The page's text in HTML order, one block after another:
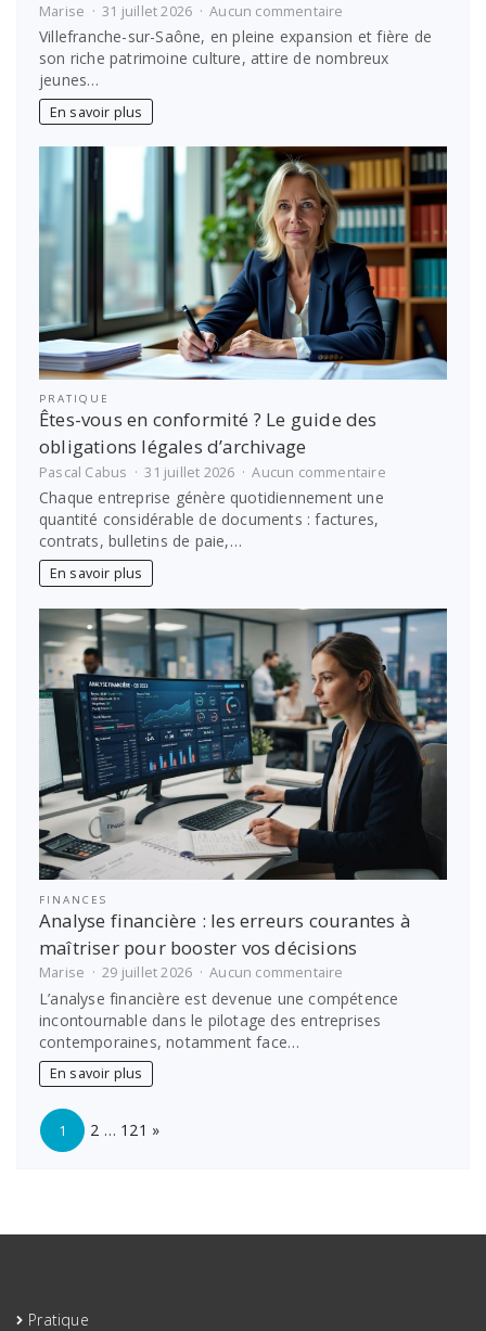
Marise 31 juillet 2026 Aucun commentaire
Permis
de
conduire
:
vite
avec
notre
auto-
école
Villefranche-sur-Saône, en pleine expansion et fière de
son riche patrimoine culture, attire de nombreux
jeunes…
En savoir plus
PRATIQUE
Êtes-vous en conformité ? Le guide des
obligations légales d’archivage
Pascal Cabus 31 juillet 2026 Aucun commentairesur
des
obligations
légales
d’archivage
Chaque entreprise génère quotidiennement une
quantité considérable de documents : factures,
contrats, bulletins de paie,…
En savoir plus
FINANCES
Analyse financière : les erreurs courantes à
maîtriser pour booster vos décisions
Marise 29 juillet 2026 Aucun commentaire
Analyse
financière
:
L’analyse financière est devenue une compétence
incontournable dans le pilotage des entreprises
contemporaines, notamment face…
En savoir plus
Page:
1 2 … 121 »
Pratique